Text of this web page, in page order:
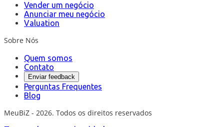
Vender um negócio
Anunciar meu negócio
Valuation
Sobre Nós
Quem somos
Contato
Enviar feedback
Perguntas Frequentes
Blog
MeuBiZ - 2026. Todos os direitos reservados